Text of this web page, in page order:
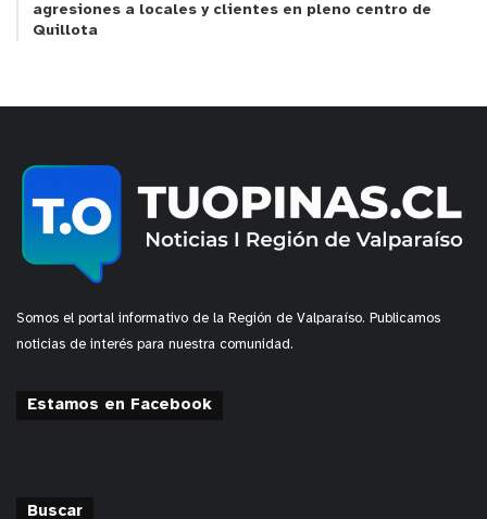
agresiones a locales y clientes en pleno centro de
Quillota
Somos el portal informativo de la Región de Valparaíso. Publicamos
noticias de interés para nuestra comunidad.
Estamos en Facebook
Buscar